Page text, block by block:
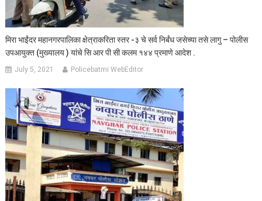
मिरा भाईंदर महानगरपालिका क्षेत्राकरिता स्तर -३ चे सर्व निर्बंध जसेच्या तसे लागु – पोलीस
उपआयुक्त (मुख्यालय ) यांचे सि आर पी सी कलम १४४ प्रमाणे आदेश .
July 5, 2021 Policebatmi WebEditor